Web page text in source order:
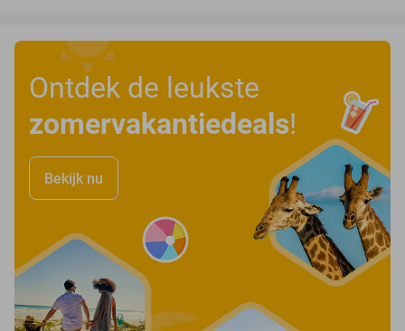
Ontdek de leukste
zomervakantiedeals!
Bekijk nu